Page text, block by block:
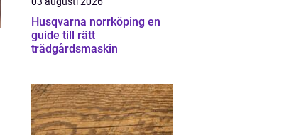
Husqvarna norrköping en
guide till rätt
trädgårdsmaskin